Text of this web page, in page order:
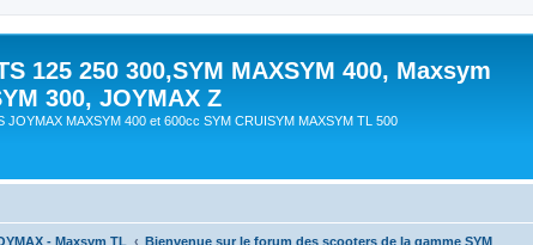
125 250 300,SYM MAXSYM 400, Maxsym
300, JOYMAX Z
MAXSYM 400 et 600cc SYM CRUISYM MAXSYM TL 500
- Maxsym TL Bienvenue sur le forum des scooters de la gamme SYM